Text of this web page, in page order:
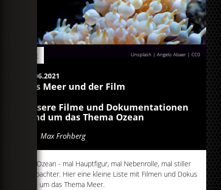
Unsplash | Angelo Abaer | CC0
Blog
08.06.2021
Das Meer und der Film
Unsere Filme und Dokumentationen
rund um das Thema Ozean
Max Frohberg
Der Ozean - mal Hauptfigur, mal Nebenrolle, mal stiller
Beobachter. Hier eine kleine Liste mit Filmen und Dokus
rund um das Thema Meer.